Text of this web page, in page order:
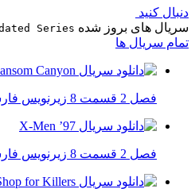
دنبال کنید
سریال های بروز شده Series
تمام سریال ها
فصل 2 قسمت 8 زیرنویس فارسی اضافه شد
فصل 2 قسمت 8 زیرنویس فارسی اضافه شد